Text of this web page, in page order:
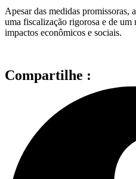
Apesar das medidas promissoras,
uma fiscalização rigorosa e de
impactos econômicos e sociais.
Compartilhe :